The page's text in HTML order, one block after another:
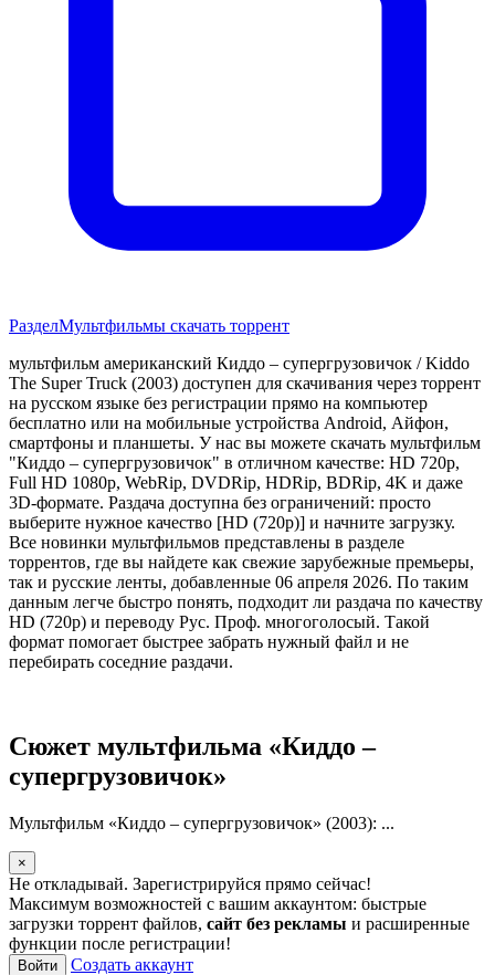
РазделМультфильмы скачать торрент
мультфильм американский Киддо – супергрузовичок / Kiddo
The Super Truck (2003) доступен для скачивания через торрент
на русском языке без регистрации прямо на компьютер
бесплатно или на мобильные устройства Android, Айфон,
смартфоны и планшеты. У нас вы можете скачать мультфильм
"Киддо – супергрузовичок" в отличном качестве: HD 720p,
Full HD 1080p, WebRip, DVDRip, HDRip, BDRip, 4K и даже
3D-формате. Раздача доступна без ограничений: просто
выберите нужное качество [HD (720p)] и начните загрузку.
Все новинки мультфильмов представлены в разделе
торрентов, где вы найдете как свежие зарубежные премьеры,
так и русские ленты, добавленные 06 апреля 2026. По таким
данным легче быстро понять, подходит ли раздача по качеству
HD (720p) и переводу Рус. Проф. многоголосый. Такой
формат помогает быстрее забрать нужный файл и не
перебирать соседние раздачи.
Сюжет мультфильма «Киддо –
супергрузовичок»
Мультфильм «Киддо – супергрузовичок» (2003): ...
×
Не откладывай. Зарегистрируйся прямо сейчас!
Максимум возможностей с вашим аккаунтом: быстрые
загрузки торрент файлов, сайт без рекламы и расширенные
функции после регистрации!
Войти Создать аккаунт